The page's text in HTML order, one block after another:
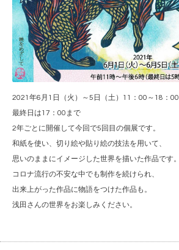
2021年6月1日（火）～5日（土）11：00～18：00
最終日は17：00まで
2年ごとに開催して今回で5回目の個展です。
和紙を使い、切り絵や貼り絵の技法を用いて、
思いのままにイメージした世界を描いた作品です。
コロナ流行の不安な中でも制作を続けられ、
出来上がった作品に物語をつけた作品も。
浅田さんの世界をお楽しみください。